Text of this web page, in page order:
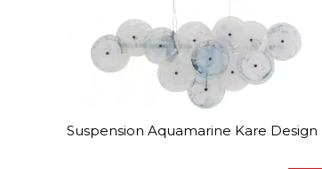
Suspension Aquamarine Kare Design